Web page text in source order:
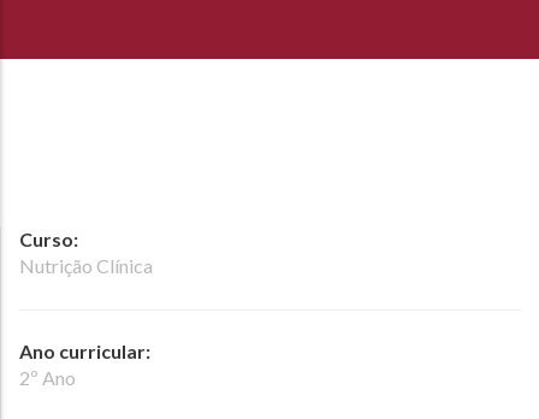
Curso:
Nutrição Clínica
Ano curricular:
2º Ano